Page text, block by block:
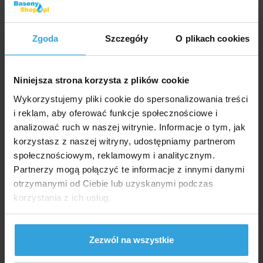
Zgoda Szczegóły O plikach cookies
Niniejsza strona korzysta z plików cookie
Wykorzystujemy pliki cookie do spersonalizowania treści
i reklam, aby oferować funkcje społecznościowe i
analizować ruch w naszej witrynie. Informacje o tym, jak
korzystasz z naszej witryny, udostępniamy partnerom
społecznościowym, reklamowym i analitycznym.
Partnerzy mogą połączyć te informacje z innymi danymi
otrzymanymi od Ciebie lub uzyskanymi podczas
korzystania z ich usług.
Zezwól na wszystkie
W Magazynie > 5 szt
we czwartek u was